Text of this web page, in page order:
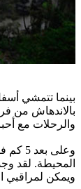
والرحلات مع
وعلى
المحيطة. لقد
ويمكن لمراقبي